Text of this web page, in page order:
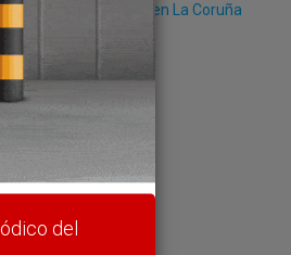
desembarcar en La Coruña
del